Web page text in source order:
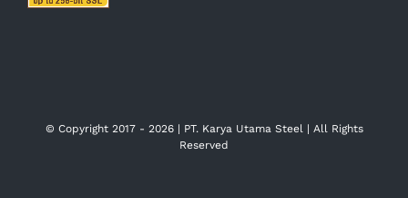
© Copyright 2017 - 2026 | PT. Karya Utama Steel | All Rights
Reserved